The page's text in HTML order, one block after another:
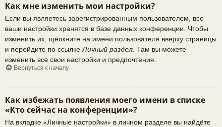
Как мне изменить мои настройки?
Если вы являетесь зарегистрированным пользователем, все
ваши настройки хранятся в базе данных конференции. Чтобы
изменить их, щёлкните на имени пользователя вверху страницы
и перейдите по ссылкеЛичный раздел. Там вы можете
изменить все свои настройки и предпочтения.
Вернуться к началу
Как избежать появления моего имени в списке
«Кто сейчас на конференции»?
На вкладке «Личные настройки» в личном разделе вы найдёте